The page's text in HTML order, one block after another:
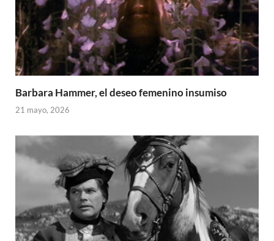
Barbara Hammer, el deseo femenino insumiso
21 mayo, 2026